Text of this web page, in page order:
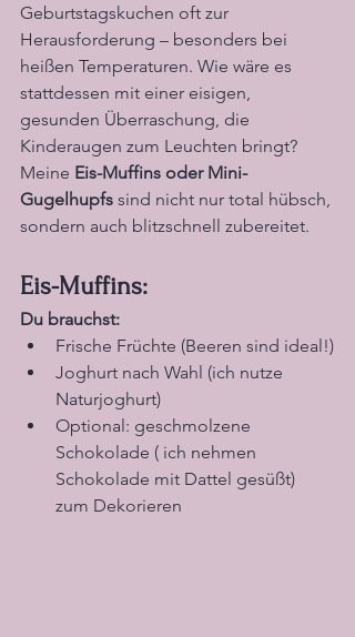
Geburtstagskuchen oft zur
Herausforderung – besonders bei
heißen Temperaturen. Wie wäre es
stattdessen mit einer eisigen,
gesunden Überraschung, die
Kinderaugen zum Leuchten bringt?
Meine Eis-Muffins oder Mini-
Gugelhupfs sind nicht nur total hübsch,
sondern auch blitzschnell zubereitet.
Eis-Muffins:
Du brauchst:
Frische Früchte (Beeren sind ideal!)
Joghurt nach Wahl (ich nutze
Naturjoghurt)
Optional: geschmolzene
Schokolade ( ich nehmen
Schokolade mit Dattel gesüßt)
zum Dekorieren